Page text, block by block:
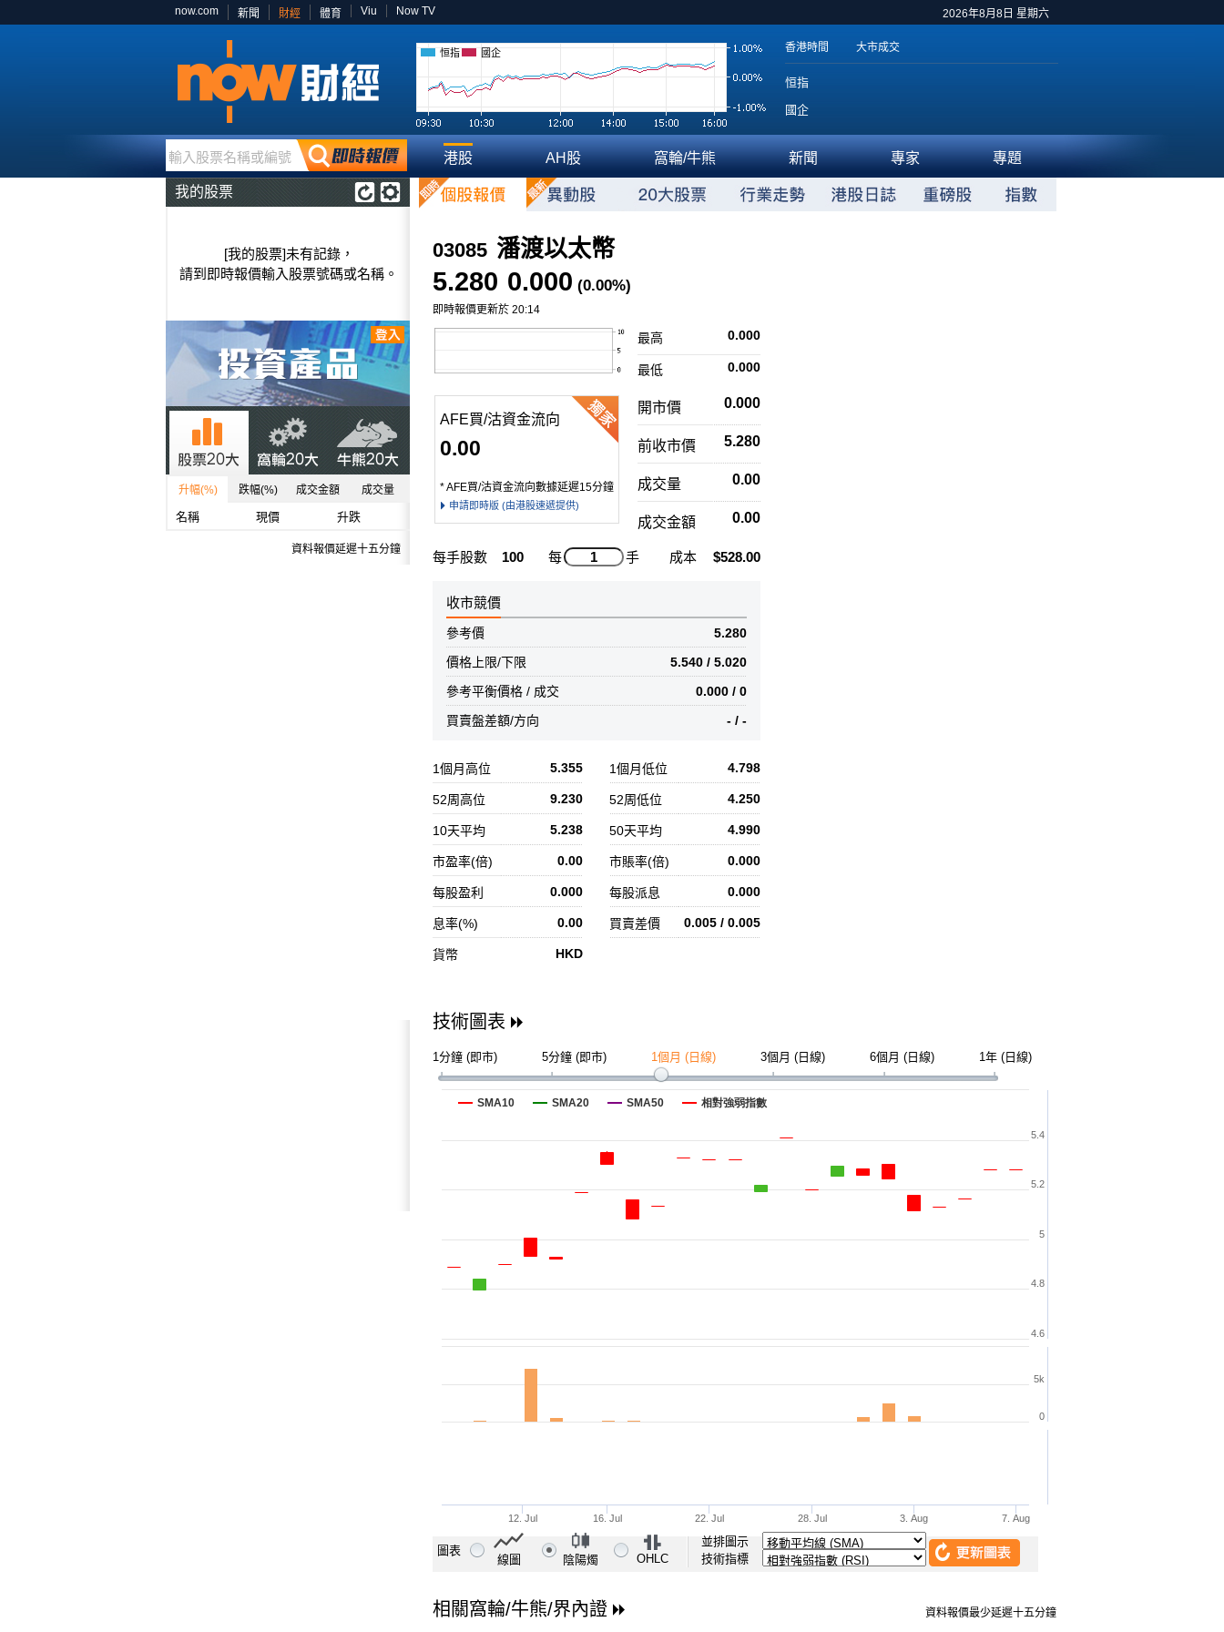
2026年8月8日 星期六
now.com 新聞 財經 體育 Viu Now TV
恒指 國企 香港時間 大市成交
恒指
國企
輸入股票名稱或編號 港股 AH股 窩輪/牛熊 新聞 專家 專題
我的股票
[我的股票]未有記錄，
請到即時報價輸入股票號碼或名稱。
升幅(%) 跌幅(%) 成交金額 成交量
名稱 現價 升跌
資料報價延遲十五分鐘
03085 潘渡以太幣
5.280 0.000 (0.00%)
即時報價更新於 20:14
0.000
最高
0.000
最低
AFE買/沽資金流向
0.00
* AFE買/沽資金流向數據延遲15分鐘
申請即時版 (由港股速遞提供)
開市價 0.000
前收市價 5.280
成交量 0.00
成交金額 0.00
每手股數 100 每 手 成本 $528.00
收市競價
5.280
參考價
5.540 / 5.020
價格上限/下限
0.000 / 0
參考平衡價格 / 成交
- / -
買賣盤差額/方向
1個月高位 5.355 1個月低位 4.798
52周高位 9.230 52周低位 4.250
10天平均 5.238 50天平均 4.990
市盈率(倍) 0.00 市賬率(倍) 0.000
每股盈利 0.000 每股派息 0.000
息率(%) 0.00 買賣差價 0.005 / 0.005
貨幣 HKD
技術圖表
1分鐘 (即市) 5分鐘 (即市) 1個月 (日線) 3個月 (日線) 6個月 (日線) 1年 (日線)
圖表
線圖 陰陽燭 OHLC
並排圖示
技術指標
資料報價最少延遲十五分鐘
相關窩輪/牛熊/界內證